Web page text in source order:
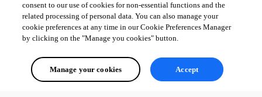
consent to our use of cookies for non-essential functions and the
related processing of personal data. You can also manage your
cookie preferences at any time in our Cookie Preferences Manager
by clicking on the "Manage you cookies" button.
Manage your cookies Accept